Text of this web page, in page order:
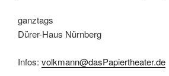
ganztags
Dürer-Haus Nürnberg
Infos: volkmann@dasPapiertheater.de